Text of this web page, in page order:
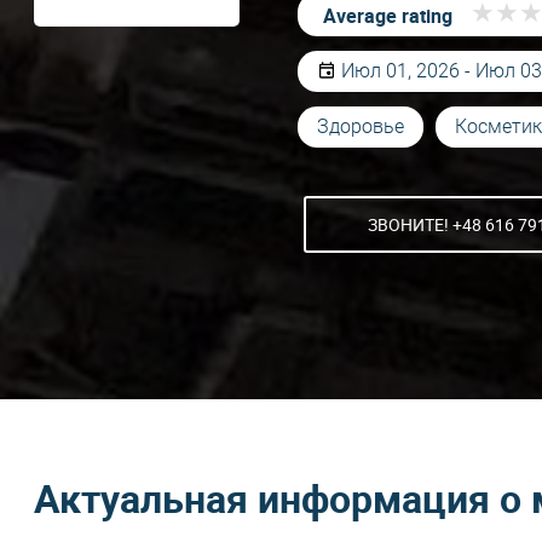
Average rating ★ ★ ★
★ ★ ★
Июл 01, 2026 - Июл
Здоровье
ЗВОНИТЕ! +48 616
Актуальная информация о